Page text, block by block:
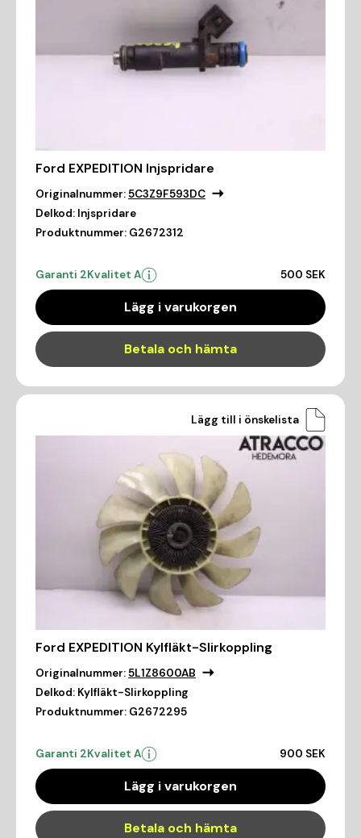
Ford EXPEDITION Injspridare
Originalnummer:5C3Z9F593DC
Delkod: Injspridare
Produktnummer: G2672312
Garanti 2Kvalitet A 500 SEK
Lägg i varukorgen
Betala och hämta
Lägg till i önskelista
Ford EXPEDITION Kylfläkt-Slirkoppling
Originalnummer:5L1Z8600AB
Delkod: Kylfläkt-Slirkoppling
Produktnummer: G2672295
Garanti 2Kvalitet A 900 SEK
Lägg i varukorgen
Betala och hämta